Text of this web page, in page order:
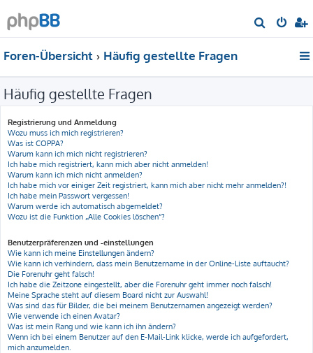
u
Foren-Übersicht Häufig gestellte Fragen
Häufig gestellte Fragen
Registrierung und Anmeldung
Wozu muss ich mich registrieren?
Was ist COPPA?
Warum kann ich mich nicht registrieren?
Ich habe mich registriert, kann mich aber nicht anmelden!
Warum kann ich mich nicht anmelden?
Ich habe mich vor einiger Zeit registriert, kann mich aber nicht mehr anmelden?!
Ich habe mein Passwort vergessen!
Warum werde ich automatisch abgemeldet?
Wozu ist die Funktion „Alle Cookies löschen“?
Benutzerpräferenzen und -einstellungen
Wie kann ich meine Einstellungen ändern?
Wie kann ich verhindern, dass mein Benutzername in der Online-Liste auftaucht?
Die Forenuhr geht falsch!
Ich habe die Zeitzone eingestellt, aber die Forenuhr geht immer noch falsch!
Meine Sprache steht auf diesem Board nicht zur Auswahl!
Was sind das für Bilder, die bei meinem Benutzernamen angezeigt werden?
Wie verwende ich einen Avatar?
Was ist mein Rang und wie kann ich ihn ändern?
Wenn ich bei einem Benutzer auf den E-Mail-Link klicke, werde ich aufgefordert,
mich anzumelden.